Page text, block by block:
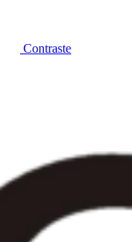
Contraste